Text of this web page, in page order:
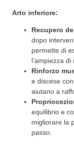
Arto inferiore:
Recupero
dopo
permette di
l’ampiezza
Rinforzo
e discese
aiutano a
equilibrio e
migliorare la
passo.